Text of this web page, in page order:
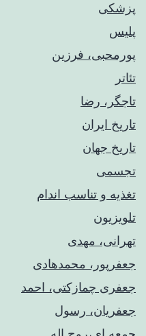
پزشکی
پلیس
پورمحبی، فرزین
تئاتر
تاجگر، رضا
تاریخ ایران
تاریخ جهان
تجسمی
تغذیه و تناسب اندام
تلویزیون
تهرانی، مهدی
جعفرپور، محمدهادی
جعفری چمازکتی، احمد
جعفریان، رسول